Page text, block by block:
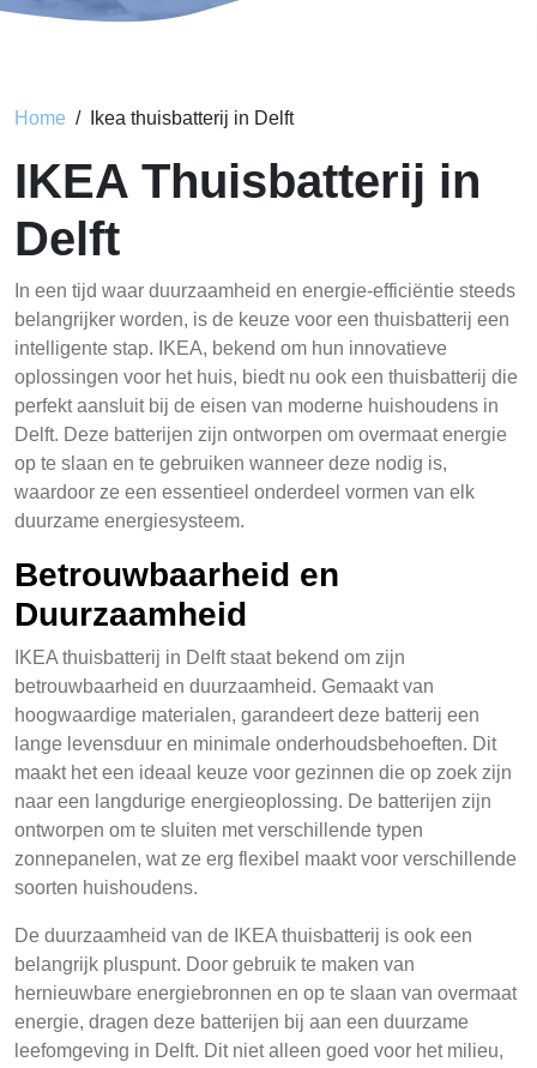
Home Ikea thuisbatterij in Delft
IKEA Thuisbatterij in
Delft
In een tijd waar duurzaamheid en energie-efficiëntie steeds
belangrijker worden, is de keuze voor een thuisbatterij een
intelligente stap. IKEA, bekend om hun innovatieve
oplossingen voor het huis, biedt nu ook een thuisbatterij die
perfekt aansluit bij de eisen van moderne huishoudens in
Delft. Deze batterijen zijn ontworpen om overmaat energie
op te slaan en te gebruiken wanneer deze nodig is,
waardoor ze een essentieel onderdeel vormen van elk
duurzame energiesysteem.
Betrouwbaarheid en
Duurzaamheid
IKEA thuisbatterij in Delft staat bekend om zijn
betrouwbaarheid en duurzaamheid. Gemaakt van
hoogwaardige materialen, garandeert deze batterij een
lange levensduur en minimale onderhoudsbehoeften. Dit
maakt het een ideaal keuze voor gezinnen die op zoek zijn
naar een langdurige energieoplossing. De batterijen zijn
ontworpen om te sluiten met verschillende typen
zonnepanelen, wat ze erg flexibel maakt voor verschillende
soorten huishoudens.
De duurzaamheid van de IKEA thuisbatterij is ook een
belangrijk pluspunt. Door gebruik te maken van
hernieuwbare energiebronnen en op te slaan van overmaat
energie, dragen deze batterijen bij aan een duurzame
leefomgeving in Delft. Dit niet alleen goed voor het milieu,